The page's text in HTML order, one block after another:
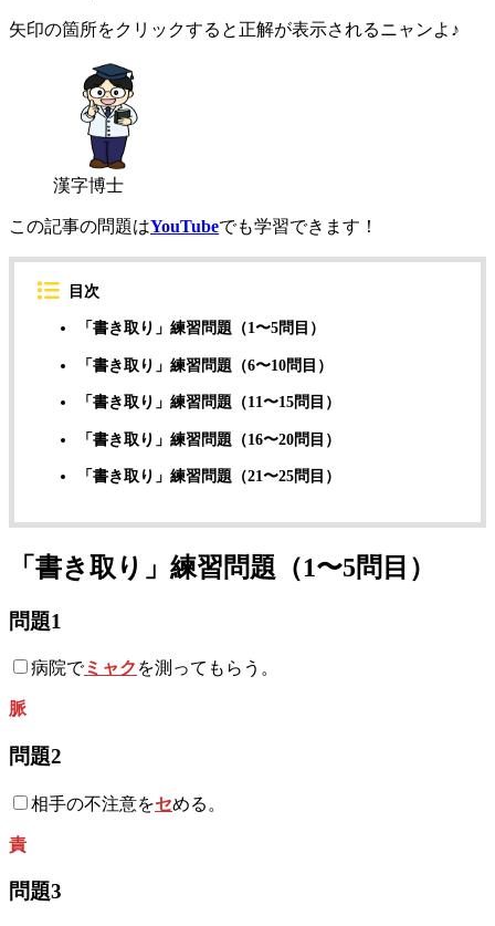
矢印の箇所をクリックすると正解が表示されるニャンよ♪
漢字博士
この記事の問題はYouTubeでも学習できます！
目次
「書き取り」練習問題（1〜5問目）
「書き取り」練習問題（6〜10問目）
「書き取り」練習問題（11〜15問目）
「書き取り」練習問題（16〜20問目）
「書き取り」練習問題（21〜25問目）
「書き取り」練習問題（1〜5問目）
問題1
病院でミャク を測ってもらう。
脈
問題2
相手の不注意をセめる。
責
問題3